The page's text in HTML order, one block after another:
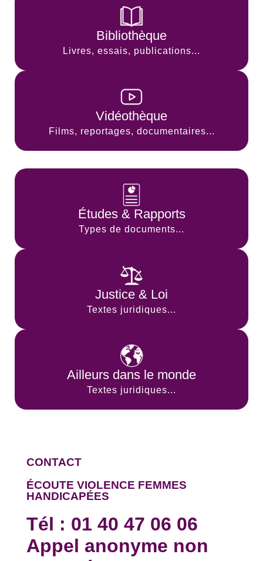
Bibliothèque
Livres, essais, publications...
Vidéothèque
Films, reportages, documentaires...
Études & Rapports
Types de documents...
Justice & Loi
Textes juridiques...
Ailleurs dans le monde
Textes juridiques...
CONTACT
ÉCOUTE VIOLENCE FEMMES
HANDICAPÉES
Tél : 01 40 47 06 06
Appel anonyme non